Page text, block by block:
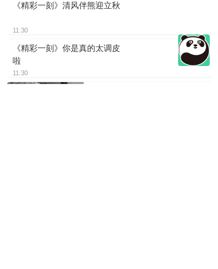
《精彩一刻》清风伴熊迎立秋
11:30
《精彩一刻》你是真的太调皮
啦
11:30